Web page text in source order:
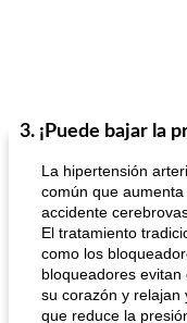
3. ¡Puede bajar la
La hipertensión
común que
accidente
El tratamiento
como los
bloqueadores
su corazón y relajan
que reduce la